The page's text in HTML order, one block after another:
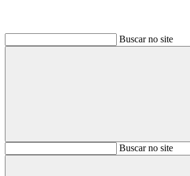
Buscar no site
BuscarBuscar no site